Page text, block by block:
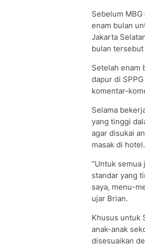
Sebelum
enam bulan
Jakarta
bulan tersebut
Setelah enam
dapur di
komentar-
Selama
yang tinggi
agar disukai
masak di hotel.
“Untuk
standar yang
saya, menu-
ujar Brian.
Khusus untuk
anak-anak
disesuaikan